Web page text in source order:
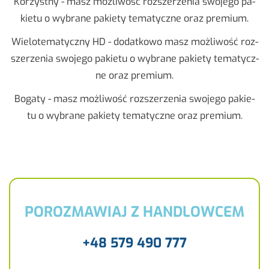
kie­tu o wy­bra­ne pa­kie­ty te­ma­tycz­ne oraz pre­mium.
Wie­lo­te­ma­tycz­ny HD - do­dat­ko­wo masz moż­li­wość roz­
sze­rze­nia swo­je­go pa­kie­tu o wy­bra­ne pa­kie­ty te­ma­tycz­
ne oraz pre­mium.
Bo­ga­ty - masz moż­li­wość roz­sze­rze­nia swo­je­go pa­kie­
tu o wy­bra­ne pa­kie­ty te­ma­tycz­ne oraz pre­mium.
POROZMAWIAJ Z HANDLOWCEM
+48 579 490 777